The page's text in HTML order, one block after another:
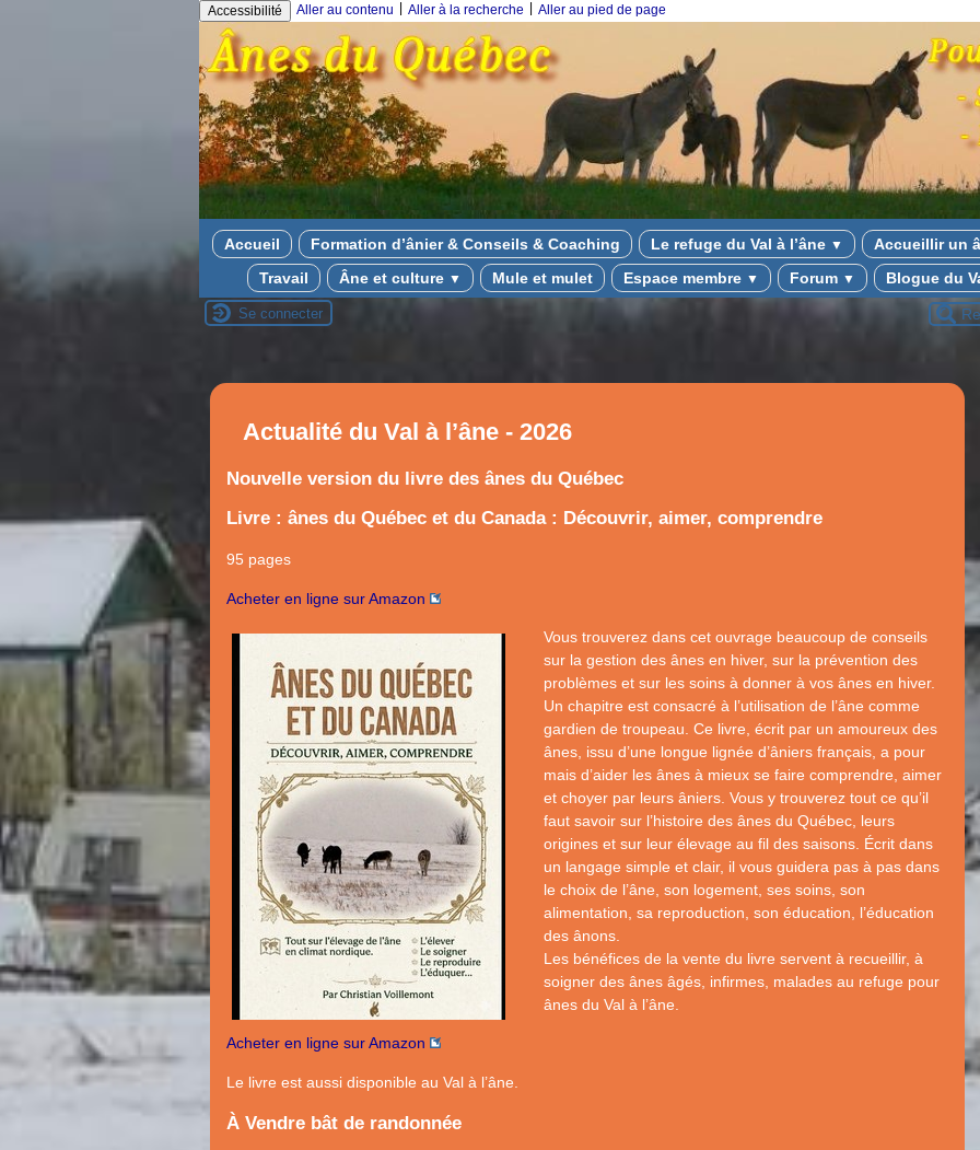
Accessibilité Aller au contenu Aller à la recherche Aller au pied de page
Accueil Formation d’ânier & Conseils & Coaching Le refuge du Val à l’âne ▼ Accueillir un
Travail
Âne et culture ▼ Mule et mulet Espace membre ▼ Forum ▼ Blogue du
Se connecter
Actualité du Val à l’âne - 2026
Nouvelle version du livre des ânes du Québec
Livre : ânes du Québec et du Canada : Découvrir, aimer, comprendre
95 pages
Acheter en ligne sur Amazon
Vous trouverez dans cet ouvrage beaucoup de conseils
sur la gestion des ânes en hiver, sur la prévention des
problèmes et sur les soins à donner à vos ânes en hiver.
Un chapitre est consacré à l’utilisation de l’âne comme
gardien de troupeau. Ce livre, écrit par un amoureux des
ânes, issu d’une longue lignée d’âniers français, a pour
mais d’aider les ânes à mieux se faire comprendre, aimer
et choyer par leurs âniers. Vous y trouverez tout ce qu’il
faut savoir sur l’histoire des ânes du Québec, leurs
origines et sur leur élevage au fil des saisons. Écrit dans
un langage simple et clair, il vous guidera pas à pas dans
le choix de l’âne, son logement, ses soins, son
alimentation, sa reproduction, son éducation, l’éducation
des ânons.
Les bénéfices de la vente du livre servent à recueillir, à
soigner des ânes âgés, infirmes, malades au refuge pour
ânes du Val à l’âne.
Acheter en ligne sur Amazon
Le livre est aussi disponible au Val à l’âne.
À Vendre bât de randonnée